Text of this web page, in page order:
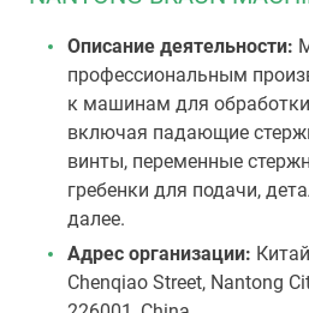
Описание деятельности:
профессиональным
к машинам для
включая падающие
винты, переменные
гребенки для подачи,
далее.
Адрес организации:
Chenqiao Street, Nantong